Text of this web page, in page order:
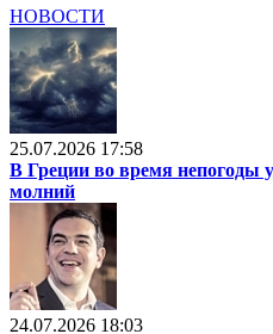
НОВОСТИ
25.07.2026 17:58
В Греции во время непогоды
молний
24.07.2026 18:03